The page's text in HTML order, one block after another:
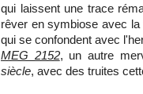
qui laissent une trace
rêver en symbiose avec
qui se confondent avec
MEG 2152, un autre
siècle, avec des truites